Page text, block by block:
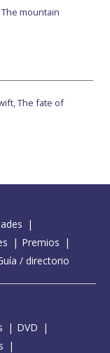
mountain
The fate of
Premios
/ directorio
DVD